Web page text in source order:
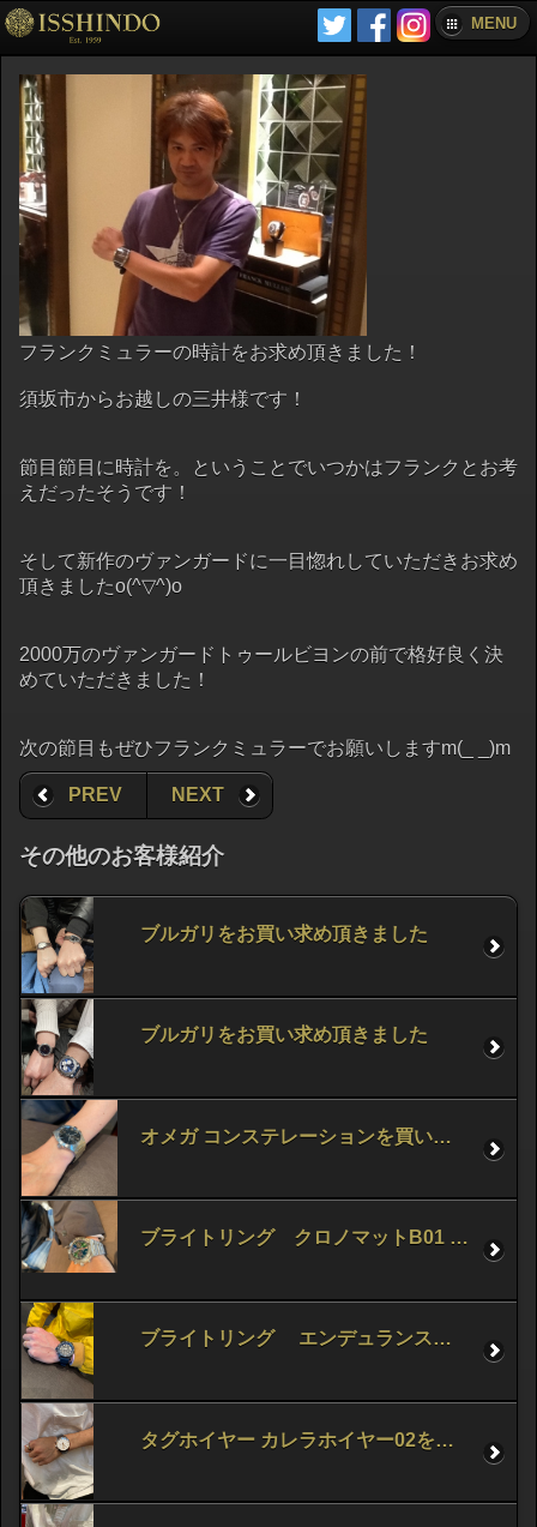
MENU
フランクミュラーの時計をお求め頂きました！
須坂市からお越しの三井様です！
節目節目に時計を。ということでいつかはフランクとお考
えだったそうです！
そして新作のヴァンガードに一目惚れしていただきお求め
頂きましたo(^▽^)o
2000万のヴァンガードトゥールビヨンの前で格好良く決
めていただきました！
次の節目もぜひフランクミュラーでお願いしますm(_ _)m
PREV NEXT
その他のお客様紹介
ブルガリをお買い求め頂きました
ブルガリをお買い求め頂きました
オメガ コンステレーションを買い求め頂きました！
ブライトリング クロノマットB01 42をお買い求め頂きました！
ブライトリング エンデュランスプロをお買い求め頂きました！
タグホイヤー カレラホイヤー02をお買い求め頂きました！